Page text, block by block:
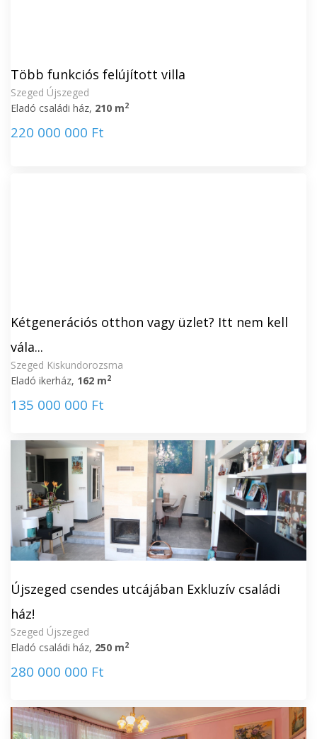
Több funkciós felújított villa
Szeged Újszeged
Eladó családi ház, 210 m2
220 000 000 Ft
Kétgenerációs otthon vagy üzlet? Itt nem kell
vála...
Szeged Kiskundorozsma
Eladó ikerház, 162 m2
135 000 000 Ft
Újszeged csendes utcájában Exkluzív családi
ház!
Szeged Újszeged
Eladó családi ház, 250 m2
280 000 000 Ft